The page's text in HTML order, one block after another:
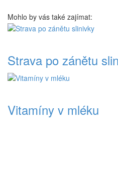
Mohlo by vás také zajímat:
Strava po zánětu
Vitamíny v mléku